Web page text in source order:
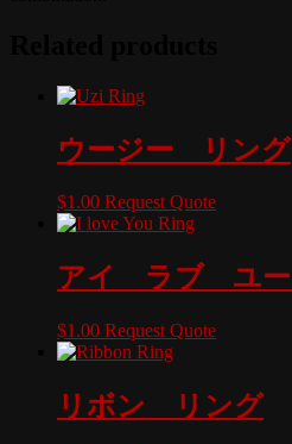
ウージー リング
$1.00 Request Quote
アイ ラブ ユ
$1.00 Request Quote
リボン リング